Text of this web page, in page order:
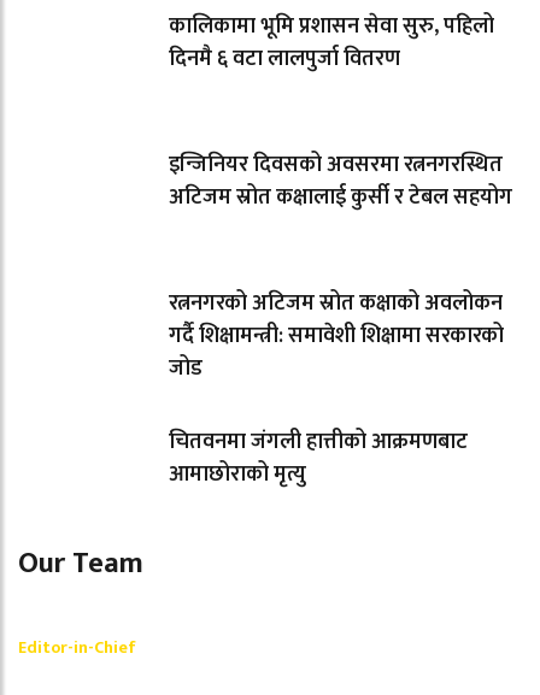
कालिकामा भूमि प्रशासन सेवा सुरु, पहिलो
दिनमै ६ वटा लालपुर्जा वितरण
इन्जिनियर दिवसको अवसरमा रत्ननगरस्थित
अटिजम स्रोत कक्षालाई कुर्सी र टेबल सहयोग
रत्ननगरको अटिजम स्रोत कक्षाको अवलोकन
गर्दै शिक्षामन्त्री: समावेशी शिक्षामा सरकारको
जोड
चितवनमा जंगली हात्तीको आक्रमणबाट
आमाछोराको मृत्यु
Our Team
Editor-in-Chief